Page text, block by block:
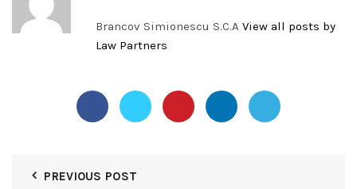
Brancov Simionescu S.C.A View all posts by
Law Partners
PREVIOUS POST